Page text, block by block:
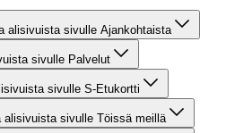
alisivuista sivulle Ajankohtaista
sivulle Palvelut
sivulle S-Etukortti
alisivuista sivulle Töissä meillä